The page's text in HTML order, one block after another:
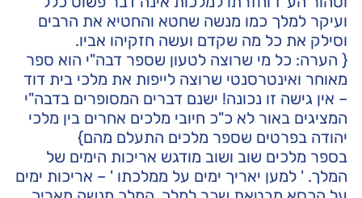
ועיקר למלך כמו מנשה שחטא והחטיא את הרבים
וסילק את כל מה שקדם ועשה חזקיהו אביו.
{ הערה: כל מי שרוצה לטעון שספר דבה"י הוא ספר
מאוחר ואינטרסנטי שרוצה לייפות את מלכי בית דוד
– אין גישה זו נכונה! ישנם דברים המסופרים בדבה"י
המציגים באור לא כ"כ חיובי מלכים אחרים בין מלכי
יהודה בפרטים שספר מלכים התעלם מהם}
בספר מלכים שוב ושוב מודגש אריכות הימים של
המלך. ' למען יאריך ימים על ממלכתו ' – אריכות ימים